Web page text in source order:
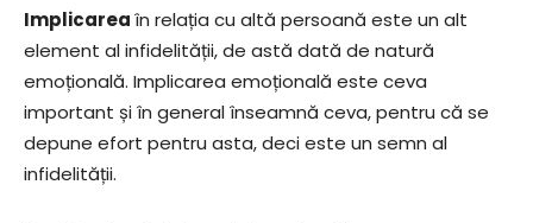
Implicareaîn relația cu altă persoană este un alt
element al infidelității, de astă dată de natură
emoțională. Implicarea emoțională este ceva
important și în general înseamnă ceva, pentru că se
depune efort pentru asta, deci este un semn al
infidelității.